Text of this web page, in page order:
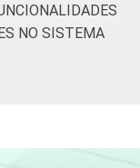
NO SISTEMA